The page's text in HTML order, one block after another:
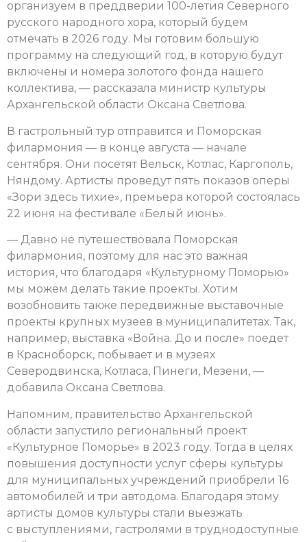
организуем в преддверии 100-летия Северного
русского народного хора, который будем
отмечать в 2026 году. Мы готовим большую
программу на следующий год, в которую будут
включены и номера золотого фонда нашего
коллектива, — рассказала министр культуры
Архангельской области Оксана Светлова.
В гастрольный тур отправится и Поморская
филармония — в конце августа — начале
сентября. Они посетят Вельск, Котлас, Каргополь,
Няндому. Артисты проведут пять показов оперы
«Зори здесь тихие», премьера которой состоялась
22 июня на фестивале «Белый июнь».
— Давно не путешествовала Поморская
филармония, поэтому для нас это важная
история, что благодаря «Культурному Поморью»
мы можем делать такие проекты. Хотим
возобновить также передвижные выставочные
проекты крупных музеев в муниципалитетах. Так,
например, выставка «Война. До и после» поедет
в Красноборск, побывает и в музеях
Северодвинска, Котласа, Пинеги, Мезени, —
добавила Оксана Светлова.
Напомним, правительство Архангельской
области запустило региональный проект
«Культурное Поморье» в 2023 году. Тогда в целях
повышения доступности услуг сферы культуры
для муниципальных учреждений приобрели 16
автомобилей и три автодома. Благодаря этому
артисты домов культуры стали выезжать
с выступлениями, гастролями в труднодоступные